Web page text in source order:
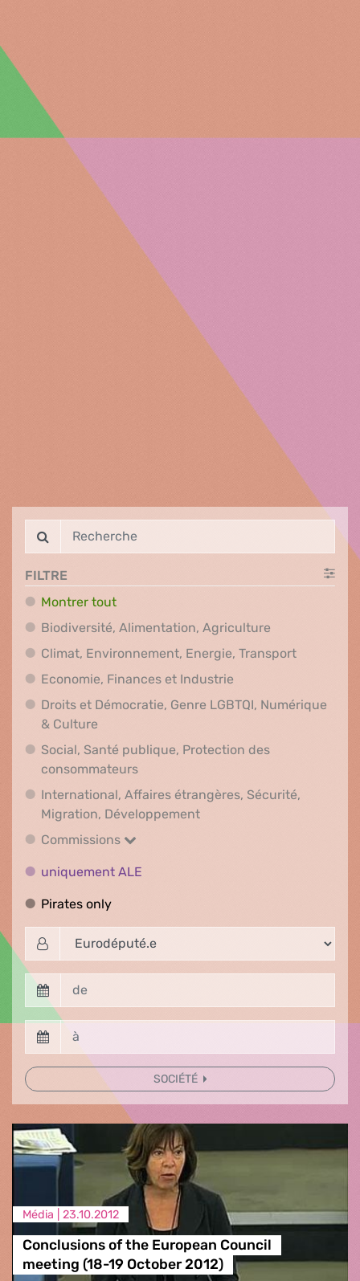
FILTRE
Montrer tout
Biodiversité, Alimentation, Agriculture
Climat, Environnement, Energie, TransportClimat,
Economie, Finances et Industrie
Droits et Démocratie, Genre LGBTQI, Numérique
& Culture
Social, Santé publique, Protection des
consommateursSocial, Santé publique, Protection
International, Affaires étrangères, Sécurité,
Migration, DéveloppementInternational, Affaires
Commissions
Commissions
uniquement ALE
Pirates onlyPirates only
SOCIÉTÉ
Média | 23.10.2012
Conclusions of the European Council
meeting (18-19 October 2012)